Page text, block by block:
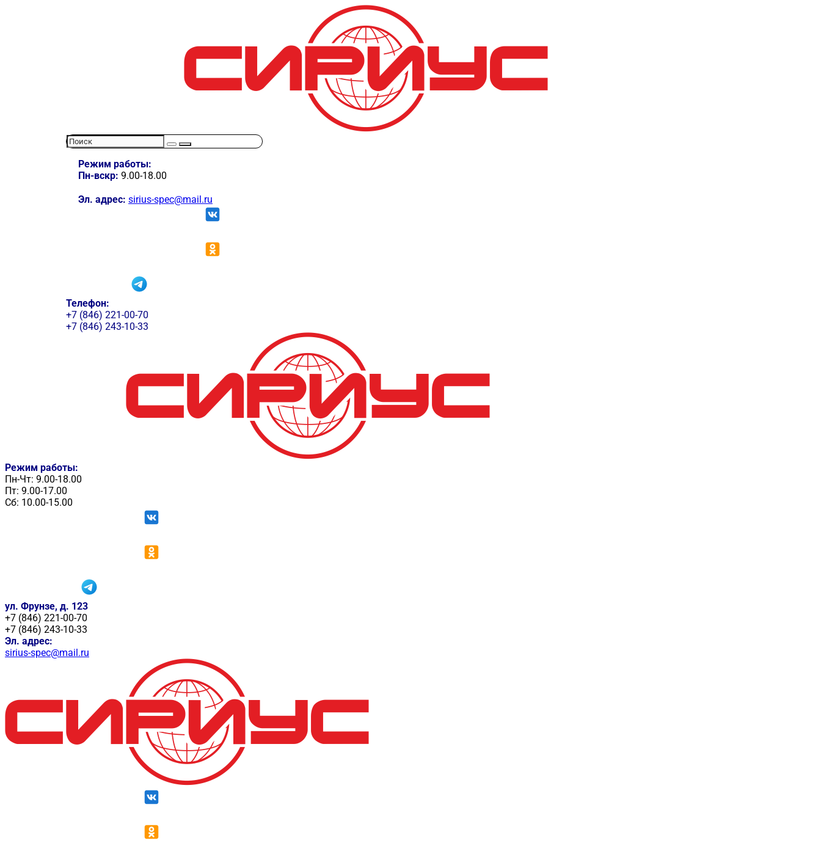
Режим работы:
Пн-вскр: 9.00-18.00
Эл. адрес: sirius-spec@mail.ru
Телефон:
+7 (846) 221-00-70
+7 (846) 243-10-33
Режим работы:
Пн-Чт: 9.00-18.00
Пт: 9.00-17.00
Сб: 10.00-15.00
ул. Фрунзе, д. 123
+7 (846) 221-00-70
+7 (846) 243-10-33
Эл. адрес:
sirius-spec@mail.ru